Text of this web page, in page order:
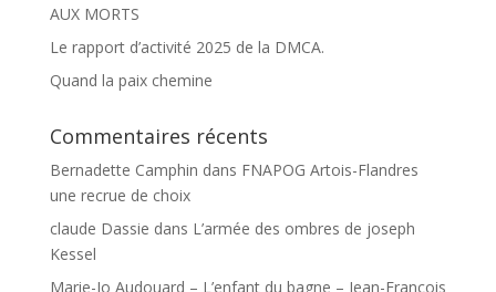
AUX MORTS
Le rapport d’activité 2025 de la DMCA.
Quand la paix chemine
Commentaires récents
Bernadette Camphin dans FNAPOG Artois-Flandres
une recrue de choix
claude Dassie dans L’armée des ombres de joseph
Kessel
Marie-Jo Audouard – L’enfant du bagne – Jean-François